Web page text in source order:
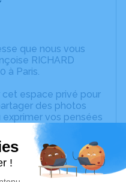
que nous vous
RICHARD
à Paris.
cet espace privé pour
des photos
vos pensées
textes. Cet endroit
à honorer la
hommage est